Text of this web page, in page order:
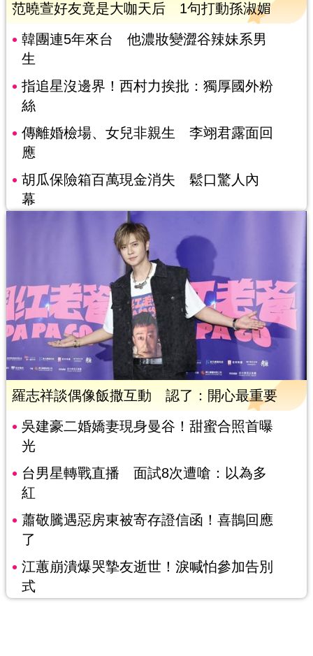
范曉萱好友竟是大咖天后 1句打動孫淑媚
韓團連5年來台 他濃妝變澀谷辣妹系男
生
指追星沒邊界！西村力挨批：獨厚國外粉
絲
傳離婚檢場、女兒非親生 李翊君露面回
應
胡瓜保險箱百萬現金消失 鬆口驚人內
幕
羅志祥談偶像飯撒互動 認了：開心最重要
吳建豪二婚嬌妻現身曼谷！甜蜜合照首曝
光
台男星轉戰直播 面試8次遭嗆：以為多
紅
蕭敬騰遇惡房東被寄存證信函！喜鵲回應
了
江蕙崩潰爆哭摯友逝世！淚喊怕參加告別
式